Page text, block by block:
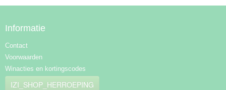
Informatie
Contact
Voorwaarden
Winacties en kortingscodes
IZI_SHOP_HERROEPING